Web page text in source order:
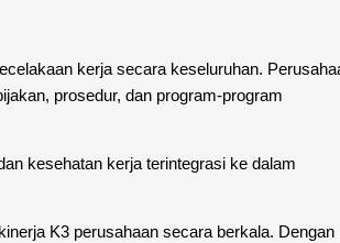
kerja secara keseluruhan.
prosedur, dan program-program
kesehatan kerja terintegrasi ke dalam
K3 perusahaan secara berkala. Dengan